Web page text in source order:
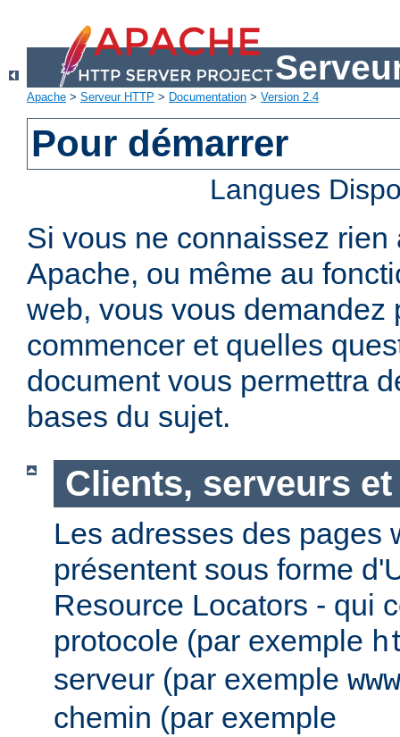
Apache > Serveur HTTP > Documentation > Version 2.4
Pour démarrer
Langues
Si vous ne connaissez rien
Apache, ou même au
web, vous vous demandez
commencer et quelles
document vous permettra
bases du sujet.
Clients, serveurs et
Les adresses des pages
présentent sous forme
Resource Locators - qui
protocole (par exemple
serveur (par exemple
chemin (par exemple